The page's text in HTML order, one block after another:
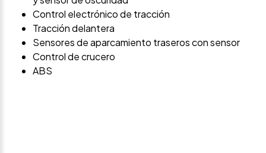
Control electrónico de tracción
Tracción delantera
Sensores de aparcamiento traseros con sensor
Control de crucero
ABS